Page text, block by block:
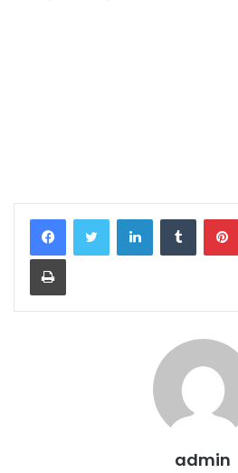
LinkedInTumblr
Yazdır
admin